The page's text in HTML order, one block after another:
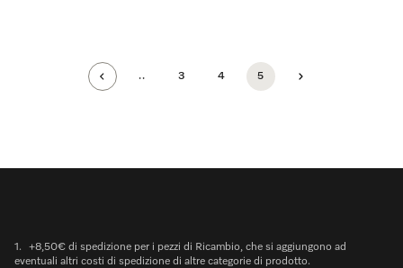
.. 3 4 5
1.
+8,50€ di spedizione per i pezzi di Ricambio, che si aggiungono ad
eventuali altri costi di spedizione di altre categorie di prodotto.